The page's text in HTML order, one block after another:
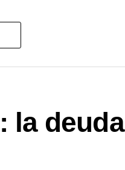
mail a
la deuda